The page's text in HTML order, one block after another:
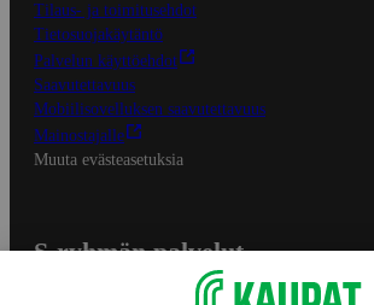
Tilaus- ja toimitusehdot
Tietosuojakäytäntö
Palvelun käyttöehdot
Saavutettavuus
Mobiilisovelluksen saavutettavuus
Mainostajalle
Muuta evästeasetuksia
S-ryhmän palvelut